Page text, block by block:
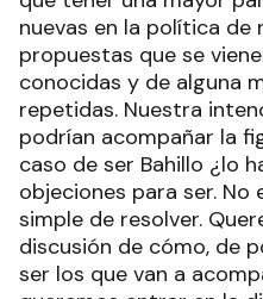
nuevas en la política de
propuestas que se
conocidas y de alguna
repetidas. Nuestra
podrían acompañar la
caso de ser Bahillo ¿lo
objeciones para ser. No
simple de resolver.
discusión de cómo, de
ser los que van a